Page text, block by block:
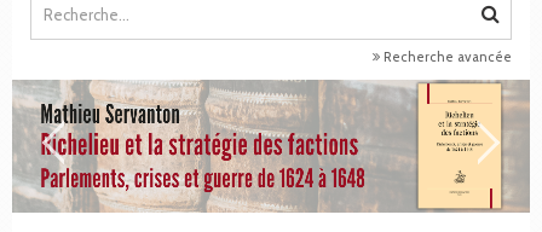
Recherche avancée